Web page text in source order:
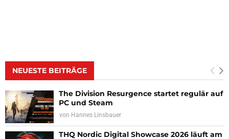
NEUESTE BEITRÄGE
The Division Resurgence startet regulär auf
PC und Steam
von Hannes Linsbauer
THQ Nordic Digital Showcase 2026 läuft am